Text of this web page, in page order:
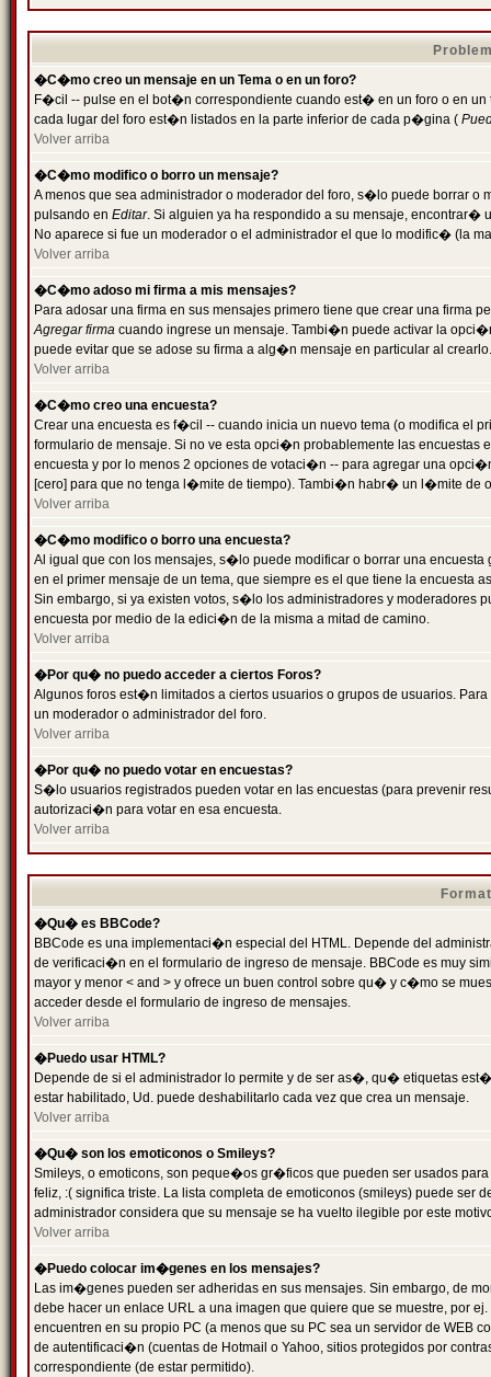
�C�mo creo un mensaje en un Tema o en un foro?
F�cil -- pulse en el bot�n correspondiente cuando est� en un foro o en
cada lugar del foro est�n listados en la parte inferior de cada p�gina (
Volver arriba
�C�mo modifico o borro un mensaje?
A menos que sea administrador o moderador del foro, s�lo puede borrar o
pulsando en Editar. Si alguien ya ha respondido a su mensaje, encontrar�
No aparece si fue un moderador o el administrador el que lo modific� (la
Volver arriba
�C�mo adoso mi firma a mis mensajes?
Para adosar una firma en sus mensajes primero tiene que crear una firma
Agregar firma cuando ingrese un mensaje. Tambi�n puede activar la
puede evitar que se adose su firma a alg�n mensaje en particular al crearlo.
Volver arriba
�C�mo creo una encuesta?
Crear una encuesta es f�cil -- cuando inicia un nuevo tema (o modifica el
formulario de mensaje. Si no ve esta opci�n probablemente las
encuesta y por lo menos 2 opciones de votaci�n -- para agregar una
[cero] para que no tenga l�mite de tiempo). Tambi�n habr� un l�mite de
Volver arriba
�C�mo modifico o borro una encuesta?
Al igual que con los mensajes, s�lo puede modificar o borrar una
en el primer mensaje de un tema, que siempre es el que tiene la encuesta
Sin embargo, si ya existen votos, s�lo los administradores y moderadores
encuesta por medio de la edici�n de la misma a mitad de camino.
Volver arriba
�Por qu� no puedo acceder a ciertos Foros?
Algunos foros est�n limitados a ciertos usuarios o grupos de usuarios.
un moderador o administrador del foro.
Volver arriba
�Por qu� no puedo votar en encuestas?
S�lo usuarios registrados pueden votar en las encuestas (para prevenir
autorizaci�n para votar en esa encuesta.
Volver arriba
�Qu� es BBCode?
BBCode es una implementaci�n especial del HTML. Depende del
de verificaci�n en el formulario de ingreso de mensaje. BBCode es muy
mayor y menor < and > y ofrece un buen control sobre qu� y c�mo se
acceder desde el formulario de ingreso de mensajes.
Volver arriba
�Puedo usar HTML?
Depende de si el administrador lo permite y de ser as�, qu� etiquetas
estar habilitado, Ud. puede deshabilitarlo cada vez que crea un mensaje.
Volver arriba
�Qu� son los emoticonos o Smileys?
Smileys, o emoticons, son peque�os gr�ficos que pueden ser usados
feliz, :( significa triste. La lista completa de emoticonos (smileys) puede
administrador considera que su mensaje se ha vuelto ilegible por este
Volver arriba
�Puedo colocar im�genes en los mensajes?
Las im�genes pueden ser adheridas en sus mensajes. Sin embargo, de
debe hacer un enlace URL a una imagen que quiere que se muestre, por
encuentren en su propio PC (a menos que su PC sea un servidor de
de autentificaci�n (cuentas de Hotmail o Yahoo, sitios protegidos por
correspondiente (de estar permitido).